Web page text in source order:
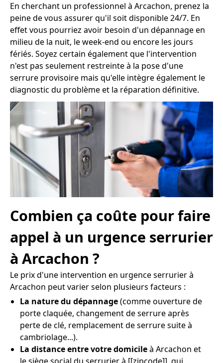
En cherchant un professionnel à Arcachon, prenez la
peine de vous assurer qu'il soit disponible 24/7. En
effet vous pourriez avoir besoin d'un dépannage en
milieu de la nuit, le week-end ou encore les jours
fériés. Soyez certain également que l'intervention
n'est pas seulement restreinte à la pose d'une
serrure provisoire mais qu'elle intègre également le
diagnostic du problème et la réparation définitive.
Combien ça coûte pour faire
appel à un urgence serrurier
à Arcachon ?
Le prix d'une intervention en urgence serrurier à
Arcachon peut varier selon plusieurs facteurs :
La nature du dépannage(comme ouverture de
porte claquée, changement de serrure après
perte de clé, remplacement de serrure suite à
cambriolage...).
La distance entre votre domicileà Arcachon et
le siège social du serrurier à [[zipcode]], qui